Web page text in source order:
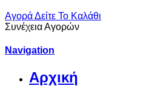
ΑγοράΔείτε Το Καλάθι
Συνέχεια Αγορών
Navigation
Αρχική